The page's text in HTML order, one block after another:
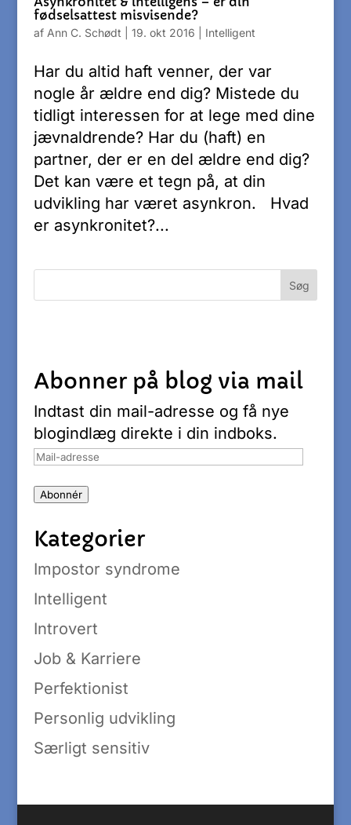
fødselsattest misvisende?
af Ann C. Schødt 19. okt 2016 Intelligent
Har du altid haft venner, der var
nogle år ældre end dig? Mistede du
tidligt interessen for at lege med dine
jævnaldrende? Har du (haft) en
partner, der er en del ældre end dig?
Det kan være et tegn på, at din
udvikling har været asynkron. Hvad
er asynkronitet?...
Abonner på blog via mail
Indtast din mail-adresse og få nye
blogindlæg direkte i din indboks.
Mail-
Abonnér
Kategorier
Impostor syndrome
Intelligent
Introvert
Job & Karriere
Perfektionist
Personlig udvikling
Særligt sensitiv